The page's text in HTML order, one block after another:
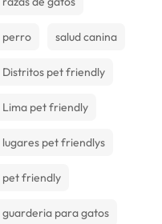
perro salud canina
Distritos pet friendly
Lima pet friendly
lugares pet friendlys
pet friendly
guarderia para gatos